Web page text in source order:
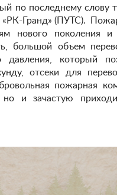
по последнему слову
Гранд» (ПУТС).
нового поколения
большой объем
давления, который
отсеки для
пожарная
и зачастую